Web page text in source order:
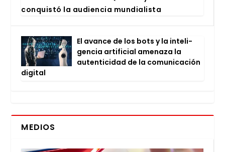
con­quis­tó la audien­cia mun­dia­lis­ta
El avan­ce de los bots y la inte­li­
gen­cia arti­fi­cial ame­na­za la
auten­ti­ci­dad de la comu­ni­ca­ción
digi­tal
MEDIOS